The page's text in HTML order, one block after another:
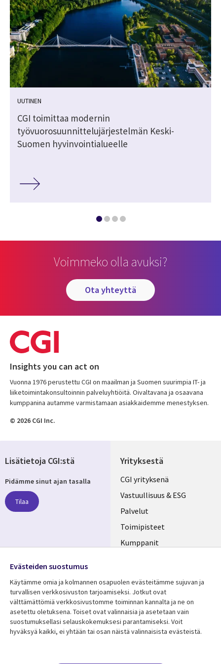
UUTINEN
CGI toimittaa modernin
työvuorosuunnittelujärjestelmän Keski-
Suomen hyvinvointialueelle
Voimmeko olla avuksi?
ota yhteyttä
Insights you can act on
Vuonna 1976 perustettu CGI on maailman ja Suomen suurimpia IT- ja
liiketoimintakonsultoinnin palveluyhtiöitä. Oivaltavana ja osaavana
kumppanina autamme varmistamaan asiakkaidemme menestyksen.
© 2026 CGI Inc.
Yrityksestä
Useful
links
FINLAND
CGI yrityksenä
Vastuullisuus & ESG
Palvelut
Toimipisteet
Kumppanit
Resurssikeskus
Library
Asiakastarinat
Lisätietoa
Legal
Tietosuoja
Lisätietoja CGI:stä
Pidämme sinut ajan tasalla
Tilaa
Media
FINLAND
Evästeiden suostumus
Käytämme omia ja kolmannen osapuolen evästeitämme sujuvan ja
turvallisen verkkosivuston tarjoamiseksi. Jotkut ovat
välttämättömiä verkkosivustomme toiminnan kannalta ja ne on
asetettu oletuksena. Toiset ovat valinnaisia ​​ja asetetaan vain
suostumuksellasi selauskokemuksesi parantamiseksi. Voit
hyväksyä kaikki, ei yhtään tai osan näistä valinnaisista evästeistä.